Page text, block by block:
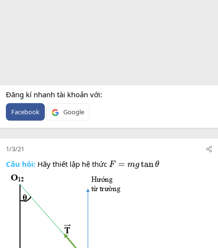
Đăng kí nhanh tài khoản với
Facebook Google
1/3/21
Câu hỏi: Hãy thiết lập hệ thức F= mgtanθ